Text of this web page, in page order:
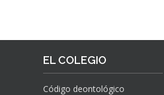
EL COLEGIO
Código deontológico